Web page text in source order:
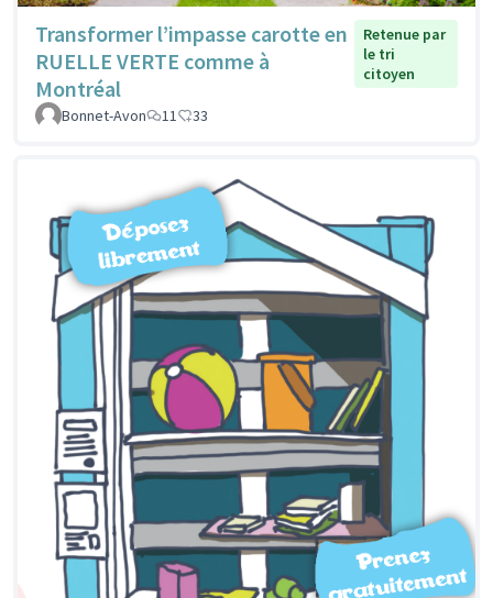
Transformer l’impasse carotte en
RUELLE VERTE comme à
Montréal
Retenue par
le tri
citoyen
Bonnet-Avon 11 33